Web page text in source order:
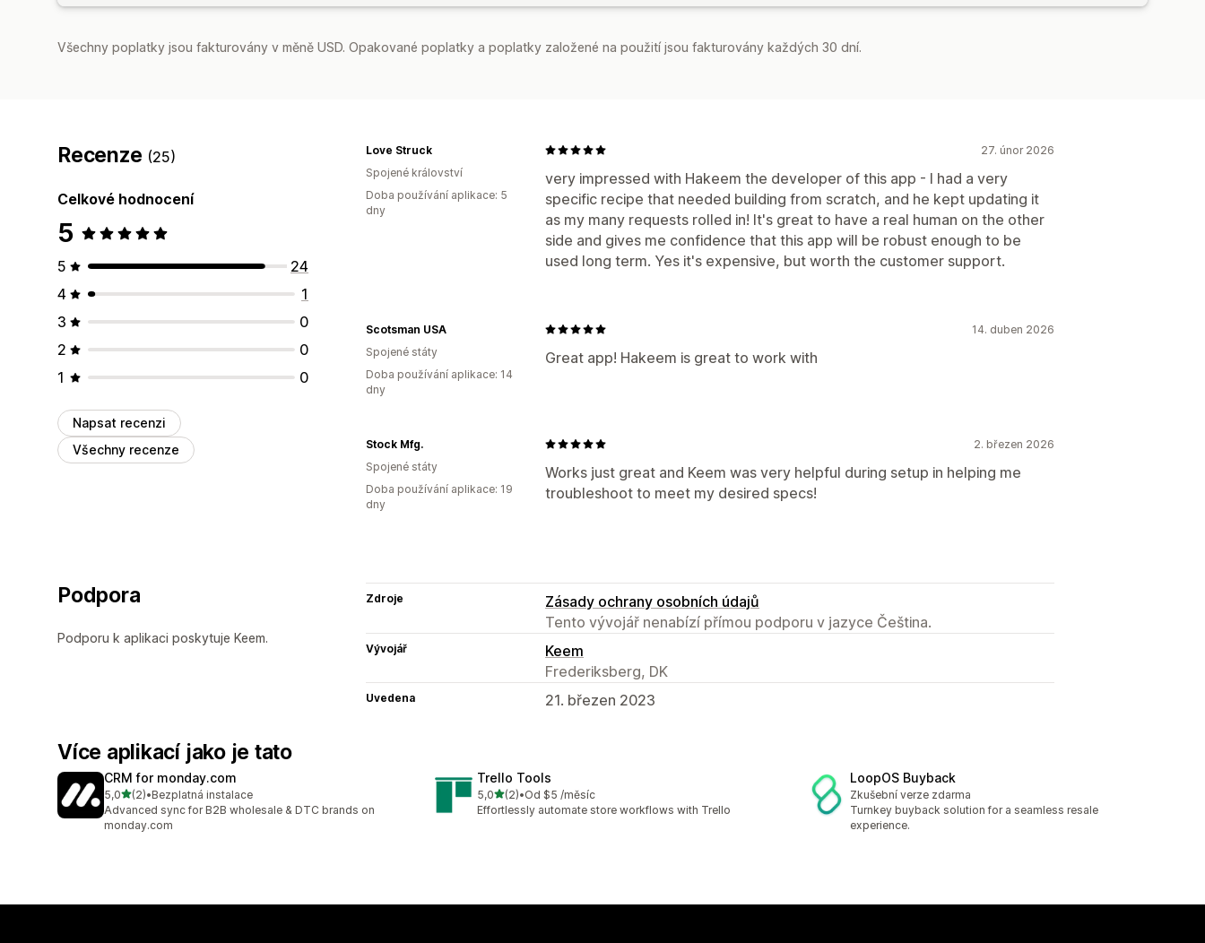
Všechny poplatky jsou fakturovány v měně USD. Opakované poplatky a poplatky založené na použití jsou fakturovány každých 30 dní.
Recenze (25)
Celkové hodnocení
5
5
24
4
1
3
0
2
0
1
0
Napsat recenzi
Všechny recenze
27. únor 2026
very impressed with Hakeem the developer of this app - I had a very
specific recipe that needed building from scratch, and he kept updating it
as my many requests rolled in! It's great to have a real human on the other
side and gives me confidence that this app will be robust enough to be
used long term. Yes it's expensive, but worth the customer support.
Love Struck
Spojené království
Doba používání aplikace: 5
dny
14. duben 2026
Great app! Hakeem is great to work with
Scotsman USA
Spojené státy
Doba používání aplikace: 14
dny
2. březen 2026
Works just great and Keem was very helpful during setup in helping me
troubleshoot to meet my desired specs!
Stock Mfg.
Spojené státy
Doba používání aplikace: 19
dny
Podpora
Podporu k aplikaci poskytuje Keem.
Zdroje
Zásady ochrany osobních údajů
Tento vývojář nenabízí přímou podporu v jazyce Čeština.
Vývojář
Keem
Frederiksberg, DK
Uvedena 21. březen 2023
Více aplikací jako je tato
CRM for monday.com
5,0z 5 hvězd
(2)
Celkový počet recenzí: 2
•Bezplatná instalace
Advanced sync for B2B wholesale & DTC brands on
monday.com
Trello Tools
5,0z 5 hvězd
(2)
Celkový počet recenzí: 2
•Od $5 /měsíc
Effortlessly automate store workflows with Trello
LoopOS Buyback
Zkušební verze zdarma
Turnkey buyback solution for a seamless resale
experience.